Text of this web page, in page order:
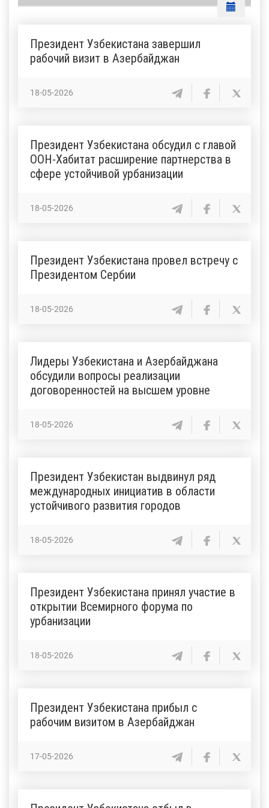
Президент Узбекистана завершил
рабочий визит в Азербайджан
18-05-2026
Президент Узбекистана обсудил с главой
ООН-Хабитат расширение партнерства в
сфере устойчивой урбанизации
18-05-2026
Президент Узбекистана провел встречу с
Президентом Сербии
18-05-2026
Лидеры Узбекистана и Азербайджана
обсудили вопросы реализации
договоренностей на высшем уровне
18-05-2026
Президент Узбекистан выдвинул ряд
международных инициатив в области
устойчивого развития городов
18-05-2026
Президент Узбекистана принял участие в
открытии Всемирного форума по
урбанизации
18-05-2026
Президент Узбекистана прибыл с
рабочим визитом в Азербайджан
17-05-2026